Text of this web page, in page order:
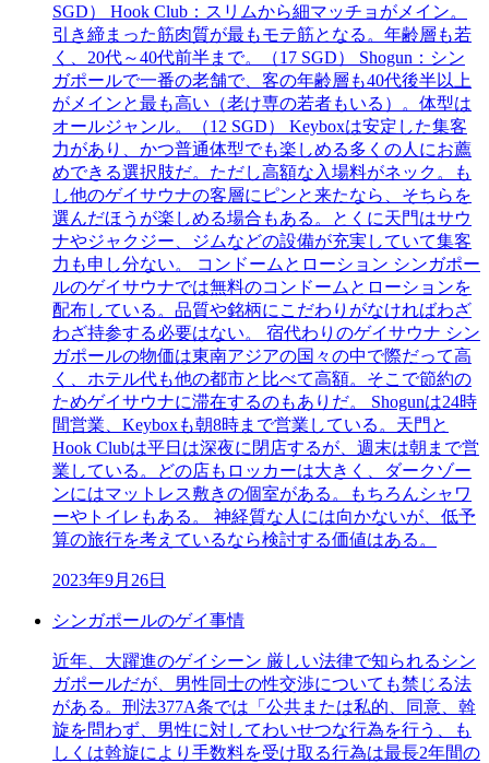
SGD） Hook Club：スリムから細マッチョがメイン。
引き締まった筋肉質が最もモテ筋となる。年齢層も若
く、20代～40代前半まで。（17 SGD） Shogun：シン
ガポールで一番の老舗で、客の年齢層も40代後半以上
がメインと最も高い（老け専の若者もいる）。体型は
オールジャンル。（12 SGD） Keyboxは安定した集客
力があり、かつ普通体型でも楽しめる多くの人にお薦
めできる選択肢だ。ただし高額な入場料がネック。も
し他のゲイサウナの客層にピンと来たなら、そちらを
選んだほうが楽しめる場合もある。とくに天門はサウ
ナやジャクジー、ジムなどの設備が充実していて集客
力も申し分ない。 コンドームとローション シンガポー
ルのゲイサウナでは無料のコンドームとローションを
配布している。品質や銘柄にこだわりがなければわざ
わざ持参する必要はない。 宿代わりのゲイサウナ シン
ガポールの物価は東南アジアの国々の中で際だって高
く、ホテル代も他の都市と比べて高額。そこで節約の
ためゲイサウナに滞在するのもありだ。 Shogunは24時
間営業、Keyboxも朝8時まで営業している。天門と
Hook Clubは平日は深夜に閉店するが、週末は朝まで営
業している。どの店もロッカーは大きく、ダークゾー
ンにはマットレス敷きの個室がある。もちろんシャワ
ーやトイレもある。 神経質な人には向かないが、低予
算の旅行を考えているなら検討する価値はある。
2023年9月26日
シンガポールのゲイ事情
近年、大躍進のゲイシーン 厳しい法律で知られるシン
ガポールだが、男性同士の性交渉についても禁じる法
がある。刑法377A条では「公共または私的、同意、斡
旋を問わず、男性に対してわいせつな行為を行う、も
しくは斡旋により手数料を受け取る行為は最長2年間の